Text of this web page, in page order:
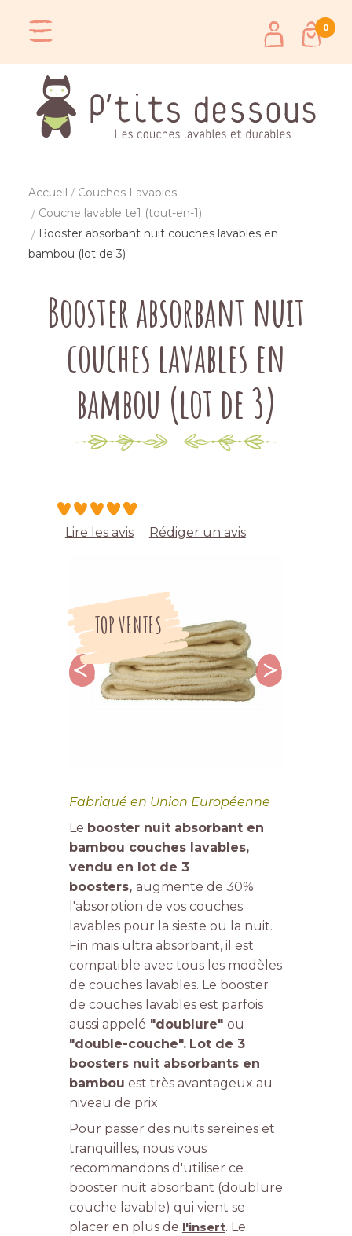
0
Accueil
Couches Lavables
Couche lavable te1 (tout-en-1)
Booster absorbant nuit couches lavables en
bambou (lot de 3)
Booster absorbant nuit
couches lavables en
bambou (lot de 3)
Lire les avis Rédiger un avis
TOP VENTES
Fabriqué en Union Européenne
Le booster nuit absorbant en
bambou couches lavables,
vendu en lot de 3
boosters, augmente de 30%
l'absorption de vos couches
lavables pour la sieste ou la nuit.
Fin mais ultra absorbant, il est
compatible avec tous les modèles
de couches lavables. Le booster
de couches lavables est parfois
aussi appelé "doublure" ou
"double-couche". Lot de 3
boosters nuit absorbants en
bambou est très avantageux au
niveau de prix.
Pour passer des nuits sereines et
tranquilles, nous vous
recommandons d'utiliser ce
booster nuit absorbant (doublure
couche lavable) qui vient se
placer en plus de l'insert. Le